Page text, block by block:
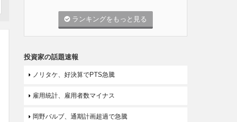
ランキングをもっと見る
投資家の話題速報
ノリタケ、好決算でPTS急騰
雇用統計、雇用者数マイナス
岡野バルブ、通期計画超過で急騰